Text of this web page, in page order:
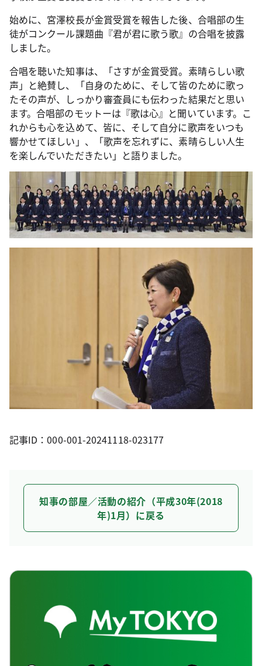
始めに、宮澤校長が金賞受賞を報告した後、合唱部の生
徒がコンクール課題曲『君が君に歌う歌』の合唱を披露
しました。
合唱を聴いた知事は、「さすが金賞受賞。素晴らしい歌
声」と絶賛し、「自身のために、そして皆のために歌っ
たその声が、しっかり審査員にも伝わった結果だと思い
ます。合唱部のモットーは『歌は心』と聞いています。こ
れからも心を込めて、皆に、そして自分に歌声をいつも
響かせてほしい」、「歌声を忘れずに、素晴らしい人生
を楽しんでいただきたい」と語りました。
記事ID：000-001-20241118-023177
知事の部屋／活動の紹介（平成30年(2018
年)1月）に戻る